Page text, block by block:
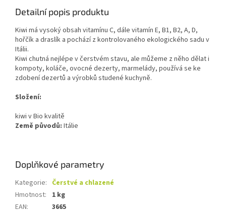
Detailní popis produktu
Kiwi má vysoký obsah vitamínu C, dále vitamín E, B1, B2, A, D,
hořčík a draslík a pochází z kontrolovaného ekologického sadu v
Itálii.
Kiwi chutná nejlépe v čerstvém stavu, ale můžeme z něho dělat i
kompoty, koláče, ovocné dezerty, marmelády, používá se ke
zdobení dezertů a výrobků studené kuchyně.
Složení:
kiwi v Bio kvalitě
Země původů: Itálie
Doplňkové parametry
Kategorie: Čerstvé a chlazené
Hmotnost:
1 kg
EAN:
3665